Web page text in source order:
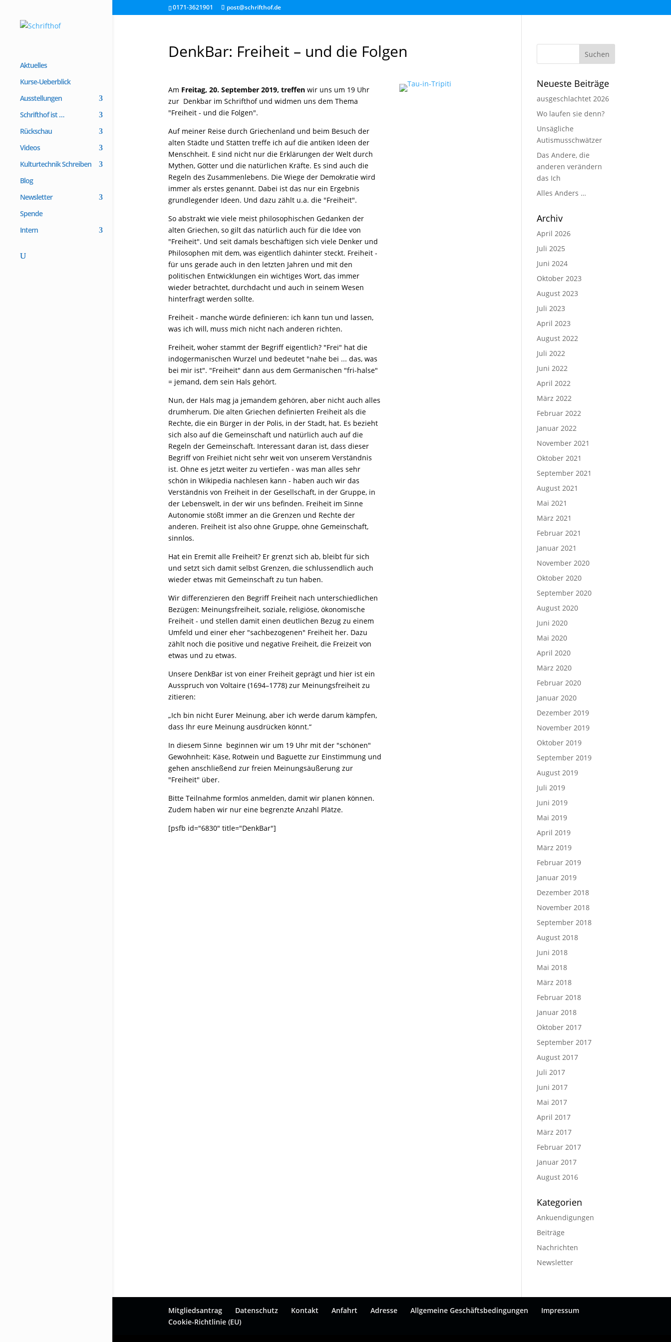
0171-3621901 post@schrifthof.de
Aktuelles
Kurse-Ueberblick
Ausstellungen
Schrifthof ist …
Rückschau
Videos
Kulturtechnik Schreiben
Blog
Newsletter
Spende
Intern
DenkBar: Freiheit – und die Folgen
Am Freitag, 20. September 2019, treffenwir uns um 19 Uhr
zur Denkbar im Schrifthof und widmen uns dem Thema
"Freiheit - und die Folgen".
Auf meiner Reise durch Griechenland und beim Besuch der
alten Städte und Stätten treffe ich auf die antiken Ideen der
Menschheit. E sind nicht nur die Erklärungen der Welt durch
Mythen, Götter und die natürlichen Kräfte. Es sind auch die
Regeln des Zusammenlebens. Die Wiege der Demokratie wird
immer als erstes genannt. Dabei ist das nur ein Ergebnis
grundlegender Ideen. Und dazu zählt u.a. die "Freiheit".
So abstrakt wie viele meist philosophischen Gedanken der
alten Griechen, so gilt das natürlich auch für die Idee von
"Freiheit". Und seit damals beschäftigen sich viele Denker und
Philosophen mit dem, was eigentlich dahinter steckt. Freiheit -
für uns gerade auch in den letzten Jahren und mit den
politischen Entwicklungen ein wichtiges Wort, das immer
wieder betrachtet, durchdacht und auch in seinem Wesen
hinterfragt werden sollte.
Freiheit - manche würde definieren: ich kann tun und lassen,
was ich will, muss mich nicht nach anderen richten.
Freiheit, woher stammt der Begriff eigentlich? "Frei" hat die
indogermanischen Wurzel und bedeutet "nahe bei ... das, was
bei mir ist". "Freiheit" dann aus dem Germanischen "fri-halse"
= jemand, dem sein Hals gehört.
Nun, der Hals mag ja jemandem gehören, aber nicht auch alles
drumherum. Die alten Griechen definierten Freiheit als die
Rechte, die ein Bürger in der Polis, in der Stadt, hat. Es bezieht
sich also auf die Gemeinschaft und natürlich auch auf die
Regeln der Gemeinschaft. Interessant daran ist, dass dieser
Begriff von Freihiet nicht sehr weit von unserem Verständnis
ist. Ohne es jetzt weiter zu vertiefen - was man alles sehr
schön in Wikipedia nachlesen kann - haben auch wir das
Verständnis von Freiheit in der Gesellschaft, in der Gruppe, in
der Lebenswelt, in der wir uns befinden. Freiheit im Sinne
Autonomie stößt immer an die Grenzen und Rechte der
anderen. Freiheit ist also ohne Gruppe, ohne Gemeinschaft,
sinnlos.
Hat ein Eremit alle Freiheit? Er grenzt sich ab, bleibt für sich
und setzt sich damit selbst Grenzen, die schlussendlich auch
wieder etwas mit Gemeinschaft zu tun haben.
Wir differenzieren den Begriff Freiheit nach unterschiedlichen
Bezügen: Meinungsfreiheit, soziale, religiöse, ökonomische
Freiheit - und stellen damit einen deutlichen Bezug zu einem
Umfeld und einer eher "sachbezogenen" Freiheit her. Dazu
zählt noch die positive und negative Freiheit, die Freizeit von
etwas und zu etwas.
Unsere DenkBar ist von einer Freiheit geprägt und hier ist ein
Ausspruch von Voltaire (1694–1778) zur Meinungsfreiheit zu
zitieren:
„Ich bin nicht Eurer Meinung, aber ich werde darum kämpfen,
dass Ihr eure Meinung ausdrücken könnt.“
In diesem Sinne beginnen wir um 19 Uhr mit der "schönen"
Gewohnheit: Käse, Rotwein und Baguette zur Einstimmung und
gehen anschließend zur freien Meinungsäußerung zur
"Freiheit" über.
Bitte Teilnahme formlos anmelden, damit wir planen können.
Zudem haben wir nur eine begrenzte Anzahl Plätze.
[psfb id="6830" title="DenkBar"]
Neueste Beiträge
ausgeschlachtet 2026
Wo laufen sie denn?
Unsägliche
Autismusschwätzer
Das Andere, die
anderen verändern
das Ich
Alles Anders …
Archiv
April 2026
Juli 2025
Juni 2024
Oktober 2023
August 2023
Juli 2023
April 2023
August 2022
Juli 2022
Juni 2022
April 2022
März 2022
Februar 2022
Januar 2022
November 2021
Oktober 2021
September 2021
August 2021
Mai 2021
März 2021
Februar 2021
Januar 2021
November 2020
Oktober 2020
September 2020
August 2020
Juni 2020
Mai 2020
April 2020
März 2020
Februar 2020
Januar 2020
Dezember 2019
November 2019
Oktober 2019
September 2019
August 2019
Juli 2019
Juni 2019
Mai 2019
April 2019
März 2019
Februar 2019
Januar 2019
Dezember 2018
November 2018
September 2018
August 2018
Juni 2018
Mai 2018
März 2018
Februar 2018
Januar 2018
Oktober 2017
September 2017
August 2017
Juli 2017
Juni 2017
Mai 2017
April 2017
März 2017
Februar 2017
Januar 2017
August 2016
Kategorien
Ankuendigungen
Beiträge
Nachrichten
Newsletter
Mitgliedsantrag Datenschutz Kontakt Anfahrt Adresse Allgemeine Geschäftsbedingungen
Impressum
Cookie-Richtlinie (EU)